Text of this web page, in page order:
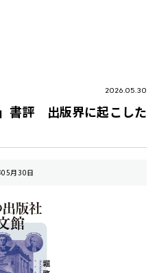
2026.05.30
書評 出版界に起こした
月30日